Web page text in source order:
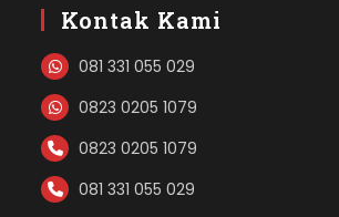
Kontak Kami
081 331 055 029
0823 0205 1079
0823 0205 1079
081 331 055 029